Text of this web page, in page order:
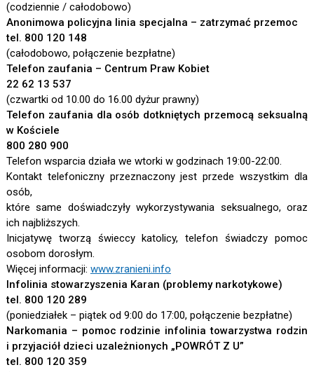
(codziennie / całodobowo)
Anonimowa policyjna linia specjalna – zatrzymać przemoc
tel. 800 120 148
(całodobowo, połączenie bezpłatne)
Telefon zaufania – Centrum Praw Kobiet
22 62 13 537
(czwartki od 10.00 do 16.00 dyżur prawny)
Telefon zaufania dla osób dotkniętych przemocą seksualną
w Kościele
800 280 900
Telefon wsparcia działa we wtorki w godzinach 19:00-22:00.
Kontakt telefoniczny przeznaczony jest przede wszystkim dla
osób,
które same doświadczyły wykorzystywania seksualnego, oraz
ich najbliższych.
Inicjatywę tworzą świeccy katolicy, telefon świadczy pomoc
osobom dorosłym.
Więcej informacji: www.zranieni.info
Infolinia stowarzyszenia Karan (problemy narkotykowe)
tel. 800 120 289
(poniedziałek – piątek od 9:00 do 17:00, połączenie bezpłatne)
Narkomania – pomoc rodzinie infolinia towarzystwa rodzin
i przyjaciół dzieci uzależnionych „POWRÓT Z U”
tel. 800 120 359